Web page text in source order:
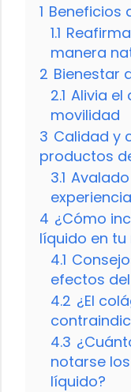
1 Beneficios
1.1
manera
2 Bienestar
2.1 Alivia el
movilidad
3 Calidad y
productos
3.1
experiencia
4 ¿Cómo
líquido en
4.1
efectos
4.2 ¿El
4.3
notarse
líquido?